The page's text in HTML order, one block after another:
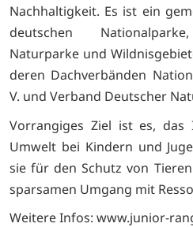
Nachhaltigkeit. Es ist ein
deutschen
Naturparke und
deren Dachverbänden
V. und Verband Deutscher
Vorrangiges Ziel ist es,
Umwelt bei Kindern und
sie für den Schutz von
sparsamen Umgang mit
Weitere Infos: www.junior-